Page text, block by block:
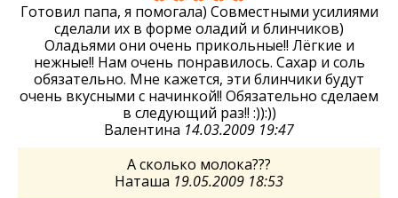
Готовил папа, я помогала) Совместными усилиями
сделали их в форме оладий и блинчиков)
Оладьями они очень прикольные!! Лёгкие и
нежные!! Нам очень понравилось. Сахар и соль
обязательно. Мне кажется, эти блинчики будут
очень вкусными с начинкой!! Обязательно сделаем
в следующий раз!! :)):))
Валентина 14.03.2009 19:47
А сколько молока???
Наташа 19.05.2009 18:53